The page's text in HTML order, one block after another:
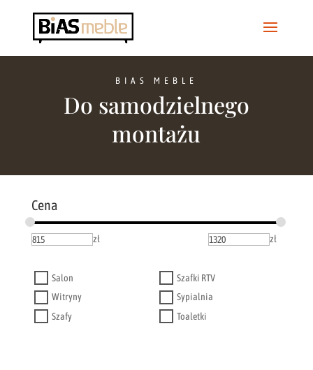
BIAS MEBLE
Do samodzielnego
montażu
Cena
zł zł
Salon
Szafki RTV
Witryny
Sypialnia
Szafy
Toaletki